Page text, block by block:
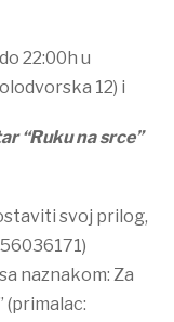
22:00h u
12) i
“Ruku na srce”
svoj prilog,
naznakom: Za
(primalac: